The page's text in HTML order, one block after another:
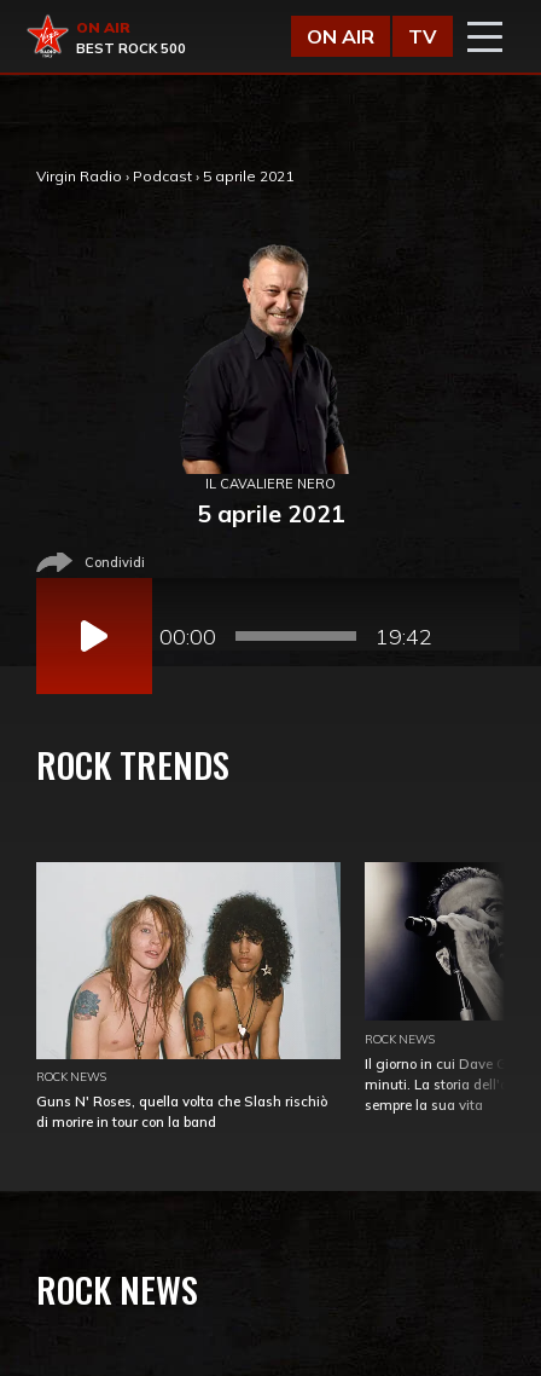
Virgin Radio
ON AIR
BEST ROCK 500
ON AIR TV
Virgin Radio › Podcast › 5 aprile 2021
IL CAVALIERE NERO
5 aprile 2021
Condividi
00:00 19:42
ROCK TRENDS
ROCK NEWS
Guns N' Roses, quella volta che Slash rischiò
di morire in tour con la band
ROCK NEWS
Il giorno in cui Dave
minuti. La storia
sempre la sua vita
ROCK NEWS